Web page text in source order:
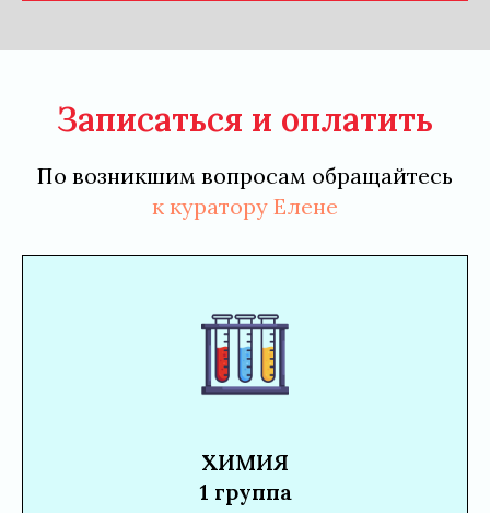
Записаться и оплатить
По возникшим вопросам обращайтесь
к куратору Елене
ХИМИЯ
1 группа